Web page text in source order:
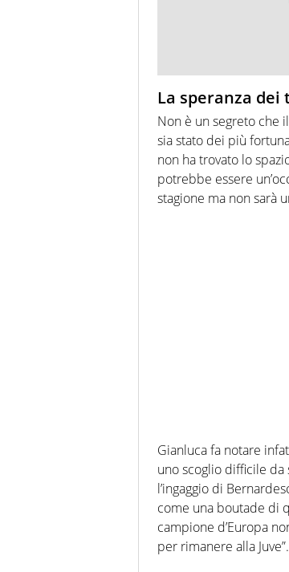
La speranza
Non è un segreto che
sia stato dei più
non ha trovato lo
potrebbe essere
stagione ma non sarà
Gianluca fa notare
uno scoglio difficile da
l’ingaggio di
come una boutade di
campione d’Europa
per rimanere alla Juve”.